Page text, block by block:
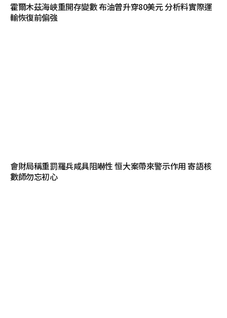
霍爾木茲海峽重開存變數 布油曾升穿80美元 分析料實際運
輸恢復前偏強
會財局稱重罰羅兵咸具阻嚇性 恒大案帶來警示作用 寄語核
數師勿忘初心